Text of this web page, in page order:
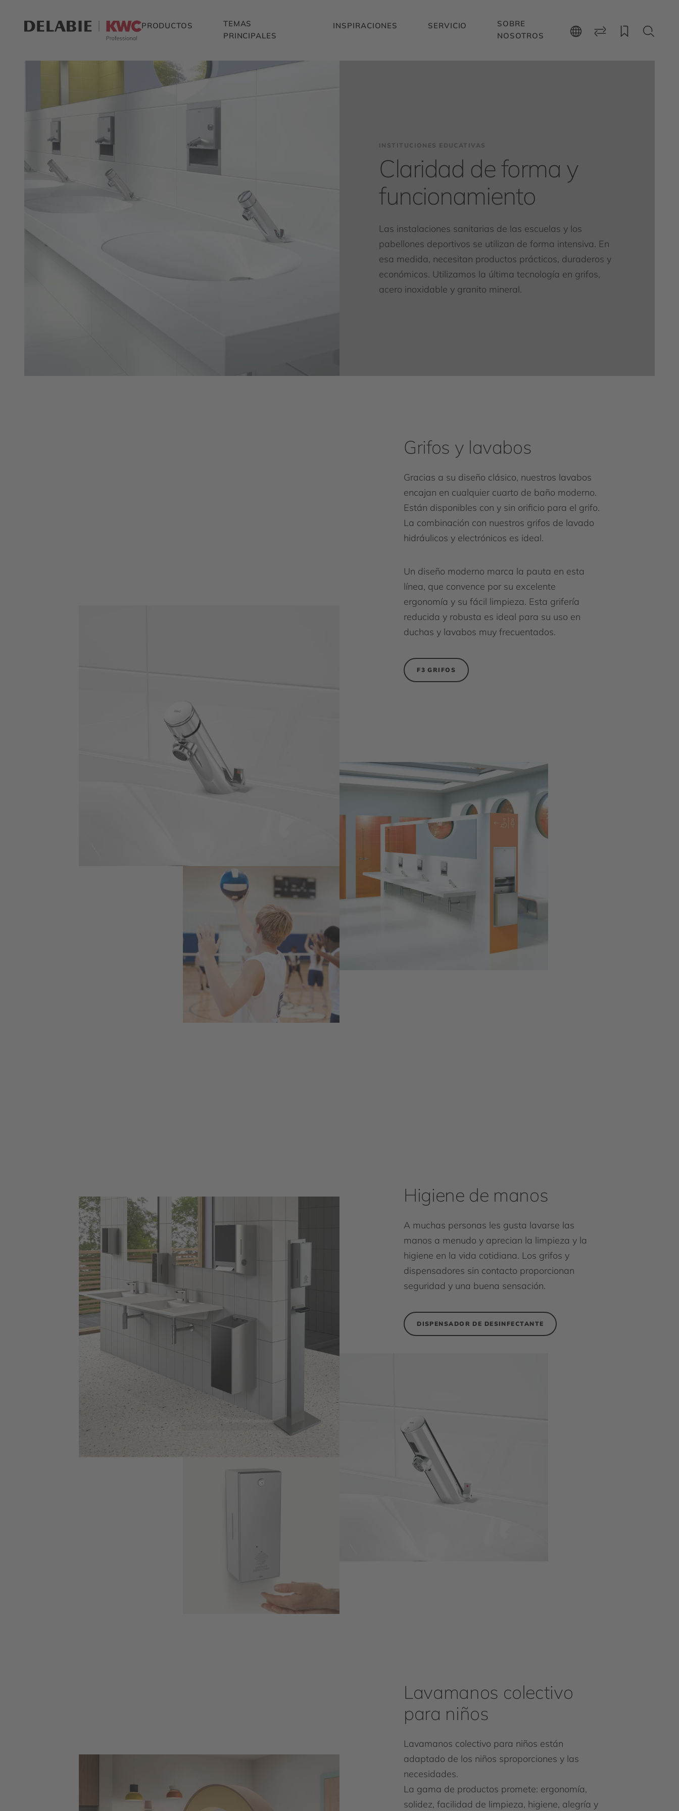
PRODUCTOS
TEMAS
PRINCIPALES
INSPIRACIONES SERVICIO
SOBRE
NOSOTROS
INSTITUCIONES EDUCATIVAS
Claridad de forma y
funcionamiento
Las instalaciones sanitarias de las escuelas y los
pabellones deportivos se utilizan de forma intensiva. En
esa medida, necesitan productos prácticos, duraderos y
económicos. Utilizamos la última tecnología en grifos,
acero inoxidable y granito mineral.
Grifos y lavabos
Gracias a su diseño clásico, nuestros lavabos
encajan en cualquier cuarto de baño moderno.
Están disponibles con y sin orificio para el grifo.
La combinación con nuestros grifos de lavado
hidráulicos y electrónicos es ideal.
Un diseño moderno marca la pauta en esta
línea, que convence por su excelente
ergonomía y su fácil limpieza. Esta grifería
reducida y robusta es ideal para su uso en
duchas y lavabos muy frecuentados.
F3 GRIFOS
Higiene de manos
A muchas personas les gusta lavarse las
manos a menudo y aprecian la limpieza y la
higiene en la vida cotidiana. Los grifos y
dispensadores sin contacto proporcionan
seguridad y una buena sensación.
DISPENSADOR DE DESINFECTANTE
Lavamanos colectivo
para niños
Lavamanos colectivo para niños están
adaptado de los niños sproporciones y las
necesidades.
La gama de productos promete: ergonomía,
solidez, facilidad de limpieza, higiene, alegría y